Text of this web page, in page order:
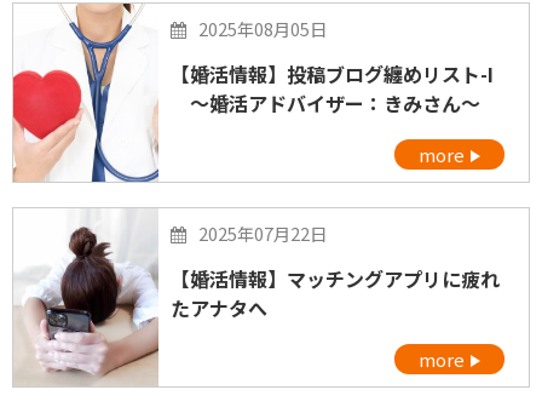
2025年08月05日
【婚活情報】投稿ブログ纏めリスト-I
～婚活アドバイザー：きみさん～
more
2025年07月22日
【婚活情報】マッチングアプリに疲れ
たアナタへ
more